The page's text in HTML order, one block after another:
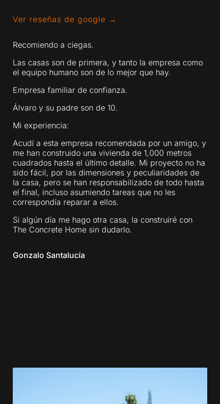
Ver reseñas de google →
Recomiendo a ciegas.
Las casas son de primera, y tanto la empresa como
el equipo humano son de lo mejor que hay.
Empresa familiar de confianza.
Álvaro y su padre son de 10.
Mi experiencia:
Acudí a esta empresa recomendada por un amigo, y
me han construido una vivienda de 1,000 metros
cuadrados hasta el último detalle. Mi proyecto no ha
sido fácil, por las dimensiones y peculiaridades de
la casa, pero se han responsabilizado de todo hasta
el final, incluso asumiendo tareas que no les
correspondía reparar a ellos.
Si algún día me hago otra casa, la construiré con
The Concrete Home sin dudarlo.
Gonzalo Santalucía